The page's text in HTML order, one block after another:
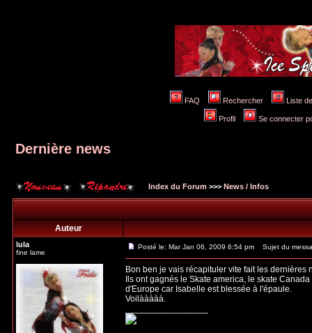
FAQ Rechercher Liste
Profil Se connecter
Dernière news
Index du Forum >>> News / Infos
Auteur
lula
fine lame
Posté le: Mar Jan 06, 2009 6:54 pm Sujet du
Bon ben je vais récapituler vite fait les dernières
Ils ont gagnés le Skate america, le skate
d'Europe car Isabelle est blessée à l'épaule.
Voilààààà.